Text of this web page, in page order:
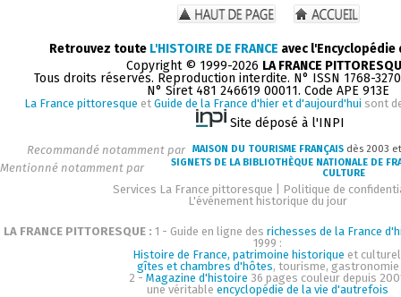
Retrouvez toute L'HISTOIRE DE FRANCE avec
Copyright © 1999-2026 LA FRANCE
Tous droits réservés. Reproduction interdite. N° ISSN 1768-
N° Siret 481 246619 00011. Code APE 913E
La France pittoresque et Guide de la France d'hier et d'aujourd'hui sont
Site déposé à l'INPI
Recommandé notamment par MAISON DU TOURISME FRANÇAIS dès 2003
Mentionné notamment par
SIGNETS DE LA BIBLIOTHÈQUE NATIONALE DE
CULTURE
Services La France pittoresque
Politique de
L'événement historique du jour
LA FRANCE PITTORESQUE : 1 - Guide en ligne des richesses de la France
1999 :
Histoire de France, patrimoine historique et
gîtes et chambres d'hôtes, tourisme, gastronomie
2 - Magazine d'histoire 36 pages couleur depuis
une véritableencyclopédie de la vie d'autrefois